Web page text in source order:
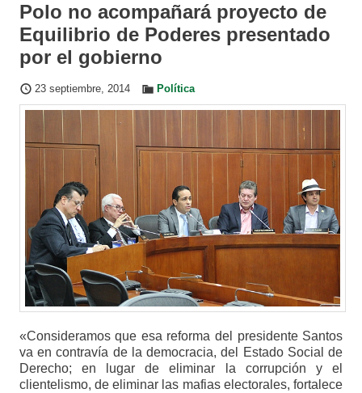
Polo no acompañará proyecto de
Equilibrio de Poderes presentado
por el gobierno
23 septiembre, 2014 Política
«Consideramos que esa reforma del presidente Santos
va en contravía de la democracia, del Estado Social de
Derecho; en lugar de eliminar la corrupción y el
clientelismo, de eliminar las mafias electorales, fortalece